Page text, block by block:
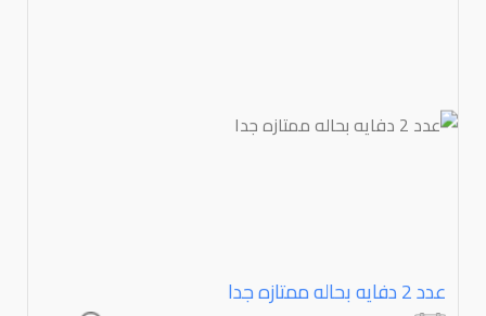
عدد ⁦⁦2⁩⁩ دفايه بحاله ممتازه جدا